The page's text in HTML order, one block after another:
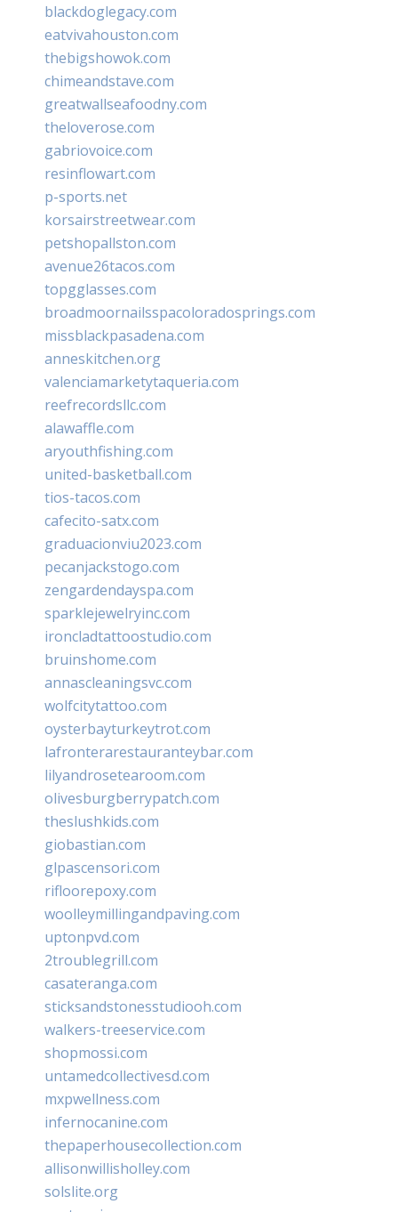
blackdoglegacy.com
eatvivahouston.com
thebigshowok.com
chimeandstave.com
greatwallseafoodny.com
theloverose.com
gabriovoice.com
resinflowart.com
p-sports.net
korsairstreetwear.com
petshopallston.com
avenue26tacos.com
topgglasses.com
broadmoornailsspacoloradosprings.com
missblackpasadena.com
anneskitchen.org
valenciamarketytaqueria.com
reefrecordsllc.com
alawaffle.com
aryouthfishing.com
united-basketball.com
tios-tacos.com
cafecito-satx.com
graduacionviu2023.com
pecanjackstogo.com
zengardendayspa.com
sparklejewelryinc.com
ironcladtattoostudio.com
bruinshome.com
annascleaningsvc.com
wolfcitytattoo.com
oysterbayturkeytrot.com
lafronterarestauranteybar.com
lilyandrosetearoom.com
olivesburgberrypatch.com
theslushkids.com
giobastian.com
glpascensori.com
rifloorepoxy.com
woolleymillingandpaving.com
uptonpvd.com
2troublegrill.com
casateranga.com
sticksandstonesstudiooh.com
walkers-treeservice.com
shopmossi.com
untamedcollectivesd.com
mxpwellness.com
infernocanine.com
thepaperhousecollection.com
allisonwillisholley.com
solslite.org